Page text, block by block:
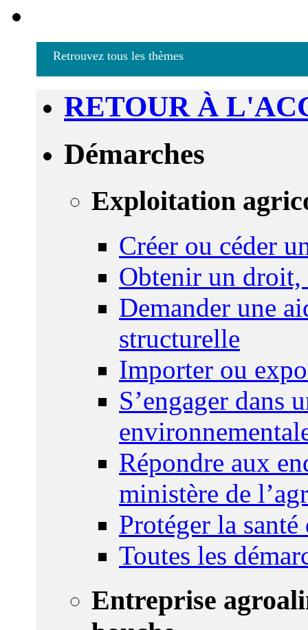
Retrouvez tous les thèmes
RETOUR À
Démarches
Exploitation
Créer ou céder
Obtenir un droit,
Demander une
structurelle
Importer ou
S’engager dans
Répondre aux
ministère de
Protéger la
Toutes les
Entreprise